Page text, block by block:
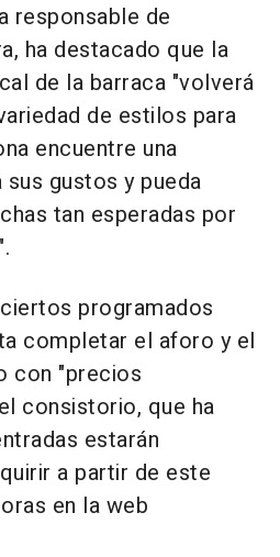
responsable de
ha destacado que la
de la barraca "volverá
de estilos para
encuentre una
gustos y pueda
tan esperadas por
programados
completar el aforo y el
con "precios
consistorio, que ha
estarán
a partir de este
en la web